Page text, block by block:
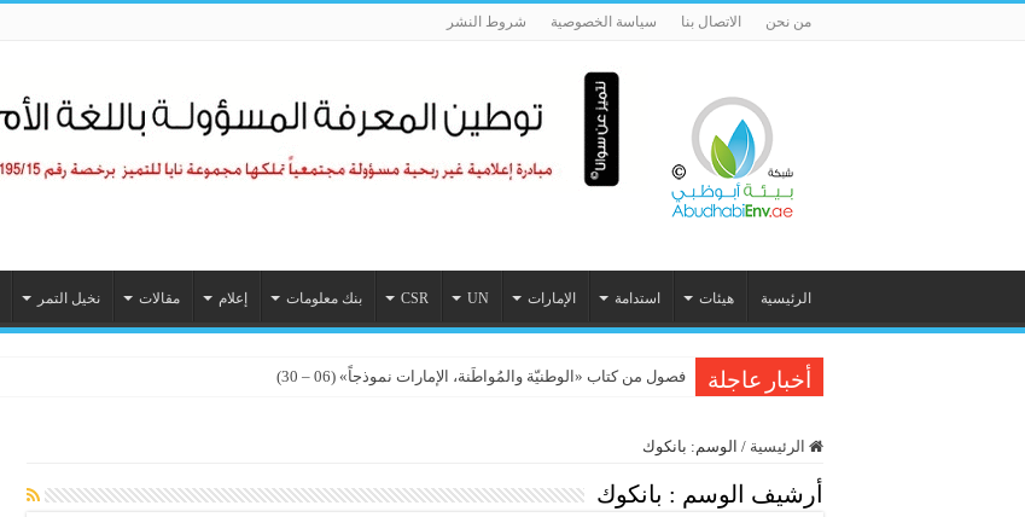
من نحن الاتصال بنا سياسة الخصوصية شروط النشر
الرئيسية هيئات استدامة الإمارات UN
CSR بنك معلومات إعلام مقالات نخيل التمر
أخبار عاجلة فصول من كتاب «الوطنيّة والمُواطَنة، الإمارات نموذجاً» (06 – 30)
الرئيسية / الوسم: بانكوك
أرشيف الوسم : بانكوك